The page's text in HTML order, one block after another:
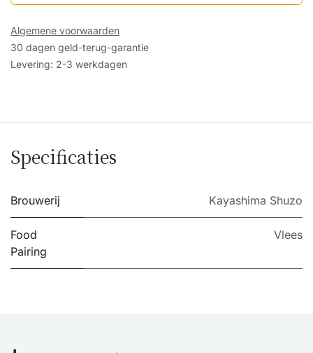
Algemene voorwaarden
30 dagen geld-terug-garantie
Levering: 2-3 werkdagen
Specificaties
Brouwerij Kayashima Shuzo
Food
Pairing
Vlees